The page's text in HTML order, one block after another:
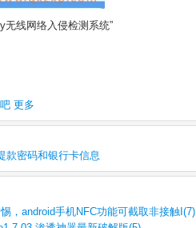
线网络入侵检测系统”
更多
款密码和银行卡信息
，android手机NFC功能可截取非接触I(7)